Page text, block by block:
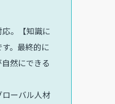
。【知識に
。最終的に
然にできる
ーバル人材